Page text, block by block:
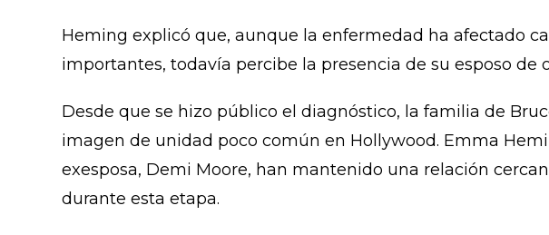
Heming explicó que, aunque la enfermedad ha afectado
importantes, todavía percibe la presencia de su esposo de
Desde que se hizo público el diagnóstico, la familia de
imagen de unidad poco común en Hollywood. Emma
exesposa, Demi Moore, han mantenido una relación
durante esta etapa.